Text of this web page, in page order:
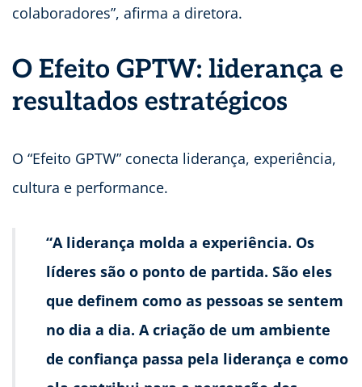
colaboradores”, afirma a diretora.
O Efeito GPTW: liderança e
resultados estratégicos
O “Efeito GPTW” conecta liderança, experiência,
cultura e performance.
“A liderança molda a experiência. Os
líderes são o ponto de partida. São eles
que definem como as pessoas se sentem
no dia a dia. A criação de um ambiente
de confiança passa pela liderança e como